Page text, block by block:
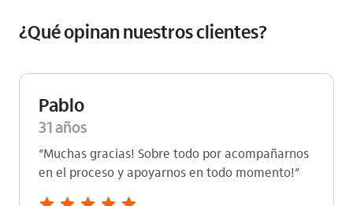
¿Qué opinan nuestros clientes?
Pablo
31 años
“Muchas gracias! Sobre todo por acompañarnos
en el proceso y apoyarnos en todo momento!”